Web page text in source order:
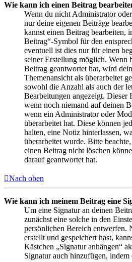
Wie kann ich einen Beitrag
Wenn du nicht Administrator
nur deine eigenen Beiträge
kannst einen Beitrag bearbeiten,
Beitrag“-Symbol für den
eventuell ist dies nur für einen
seiner Erstellung möglich. Wenn
Beitrag geantwortet hat, wird
Themenansicht als überarbeitet
sowohl die Anzahl als auch der
Bearbeitungen angezeigt. Dieser
wenn noch niemand auf deinen
wenn ein Administrator oder
überarbeitet hat. Diese können
halten, eine Notiz hinterlassen,
überarbeitet wurde. Bitte
einen Beitrag nicht löschen
darauf geantwortet hat.
Nach oben
Wie kann ich meinem Beitrag eine
Um eine Signatur an deinen
zunächst eine solche in den
persönlichen Bereich entwerfen.
erstellt und gespeichert hast,
Kästchen „Signatur anhängen“
Signatur auch hinzufügen,